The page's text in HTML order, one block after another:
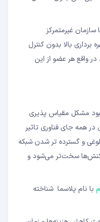
سازمان غیرمتمرکز
بالا بدون کنترل
واقع هر عضو از این
مشکل مقیاس پذیری
همه جای فناوری تاثیر
و گسترده تر شدن شبکه
سخت‌تر می‌شود و
با نام پلاسما شناخته